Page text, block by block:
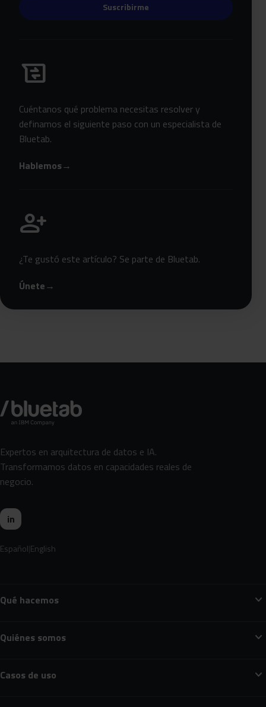
Suscribirme
business_messages
Habla con Bluetab
Cuéntanos qué problema necesitas resolver y
definamos el siguiente paso con un especialista de
Bluetab.
Hablemos→
person_add
Únete a Bluetab
¿Te gustó este artículo? Se parte de Bluetab.
Únete→
Expertos en arquitectura de datos e IA.
Transformamos datos en capacidades reales de
negocio.
in
Español English
Qué hacemos expand_more
Quiénes somos expand_more
Casos de uso expand_more